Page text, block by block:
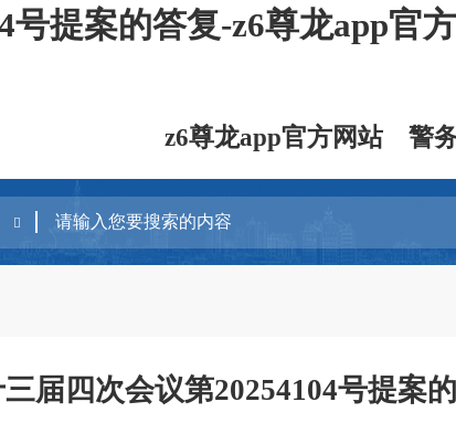
提案的答复-z6尊龙app官
z6尊龙app官方网站 警
届四次会议第20254104号提案